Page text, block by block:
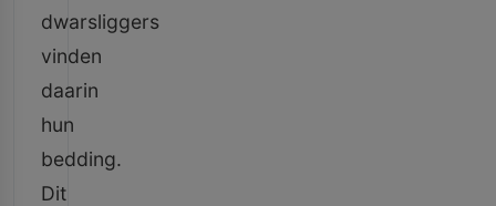
dwarsliggers
vinden
daarin
hun
bedding.
Dit